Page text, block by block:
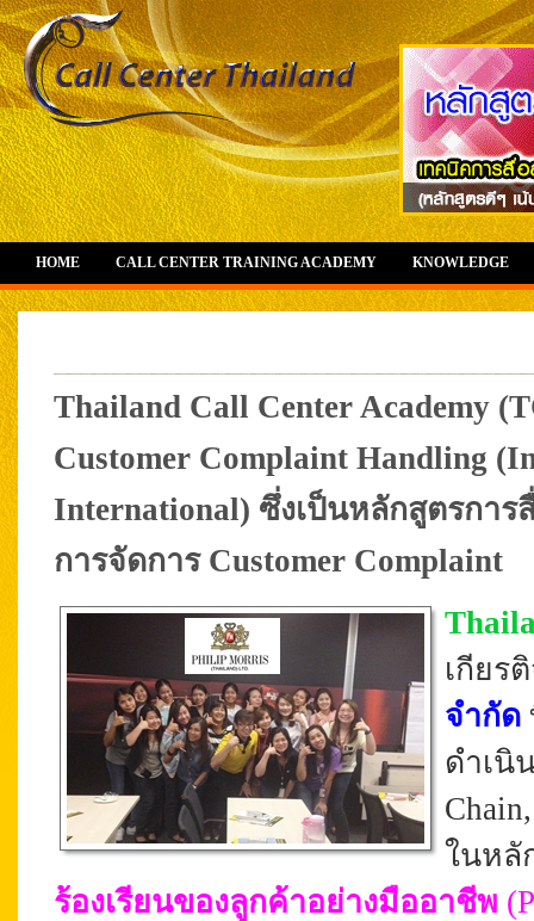
HOME CALL CENTER TRAINING ACADEMY KNOWLEDGE
Thailand Call Center Academy
Customer Complaint Handling
International) ซึ่งเป็นหลักสูตรการ
การจัดการ Customer Complaint
เกียร
จำกัด
ดำเนิ
ในหลั
ร้องเรียนของลูกค้าอย่างมืออาชีพ